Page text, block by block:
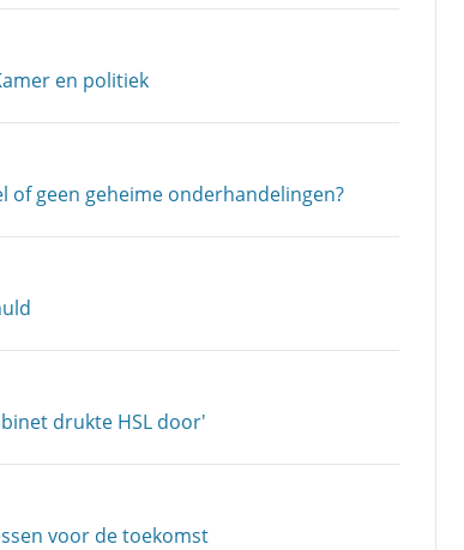
en politiek
of geen geheime onderhandelingen?
drukte HSL door'
voor de toekomst